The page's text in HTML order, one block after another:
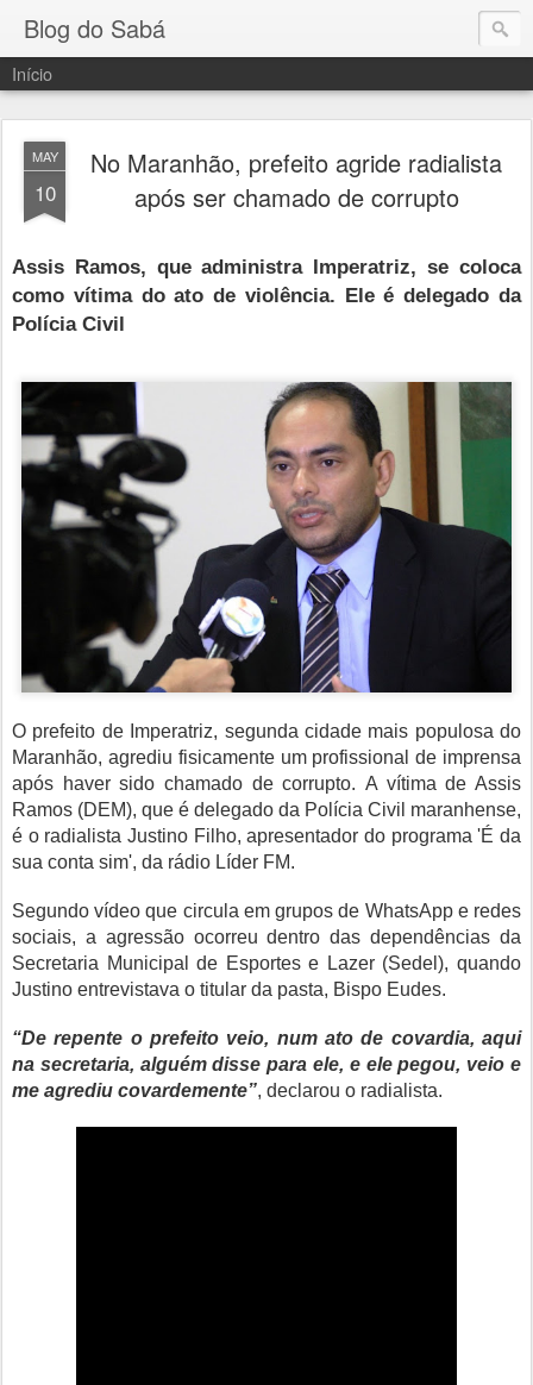
Blog do Sabá
Início
MAY
10
No Maranhão, prefeito agride radialista
após ser chamado de corrupto
Assis Ramos, que administra Imperatriz, se coloca
como vítima do ato de violência. Ele é delegado da
Polícia Civil
O prefeito de Imperatriz, segunda cidade mais populosa do
Maranhão, agrediu fisicamente um profissional de imprensa
após haver sido chamado de corrupto. A vítima de Assis
Ramos (DEM), que é delegado da Polícia Civil maranhense,
é o radialista Justino Filho, apresentador do programa 'É da
sua conta sim', da rádio Líder FM.
Segundo vídeo que circula em grupos de WhatsApp e redes
sociais, a agressão ocorreu dentro das dependências da
Secretaria Municipal de Esportes e Lazer (Sedel), quando
Justino entrevistava o titular da pasta, Bispo Eudes.
“De repente o prefeito veio, num ato de covardia, aqui
na secretaria, alguém disse para ele, e ele pegou, veio e
me agrediu covardemente”, declarou o radialista.